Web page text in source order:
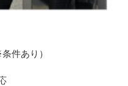
件あり）